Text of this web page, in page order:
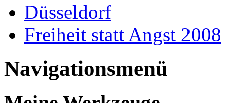
Düsseldorf
Freiheit statt Angst 2008
Navigationsmenü